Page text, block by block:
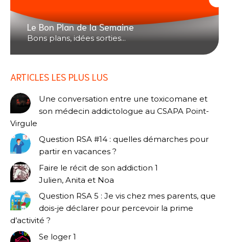
Le Bon Plan de la Semaine
Bons plans, idées sorties...
ARTICLES LES PLUS LUS
Une conversation entre une toxicomane et
son médecin addictologue au CSAPA Point-
Virgule
Question RSA #14 : quelles démarches pour
partir en vacances ?
Faire le récit de son addiction 1
Julien, Anita et Noa
Question RSA 5 : Je vis chez mes parents, que
dois-je déclarer pour percevoir la prime
d’activité ?
Se loger 1